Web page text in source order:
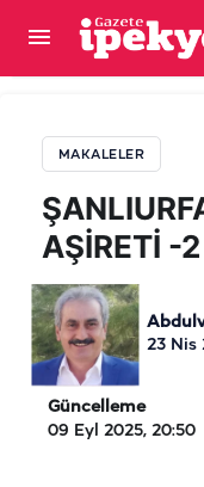
MAKALELER
AŞİRETİ -2
23 Nis
Güncelleme
09 Eyl 2025, 20:50
ŞANLIURFA’DA